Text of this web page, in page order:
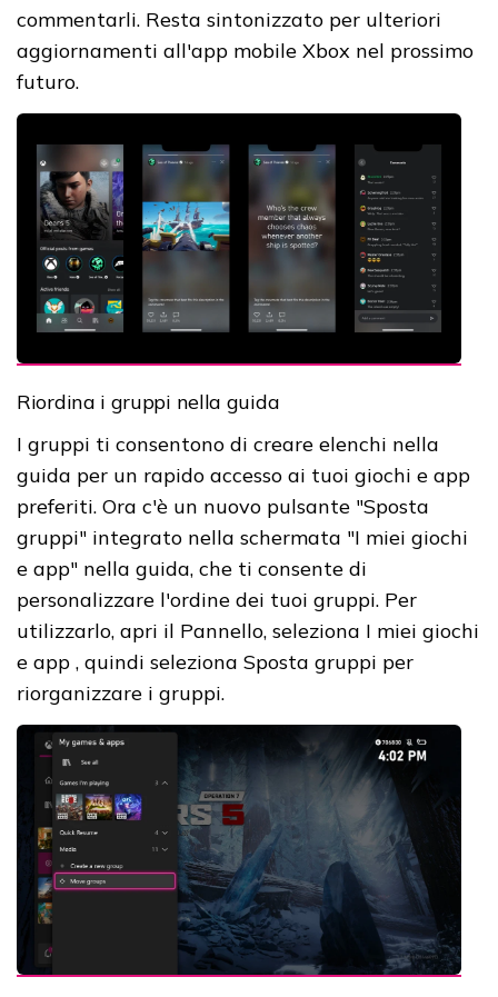
commentarli. Resta sintonizzato per ulteriori
aggiornamenti all'app mobile Xbox nel prossimo
futuro.
Riordina i gruppi nella guida
I gruppi ti consentono di creare elenchi nella
guida per un rapido accesso ai tuoi giochi e app
preferiti. Ora c'è un nuovo pulsante "Sposta
gruppi" integrato nella schermata "I miei giochi
e app" nella guida, che ti consente di
personalizzare l'ordine dei tuoi gruppi. Per
utilizzarlo, apri il Pannello, seleziona I miei giochi
e app , quindi seleziona Sposta gruppi per
riorganizzare i gruppi.